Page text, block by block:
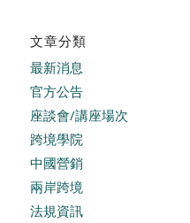
文章分類
最新消息
官方公告
座談會/講座場次
跨境學院
中國營銷
兩岸跨境
法規資訊